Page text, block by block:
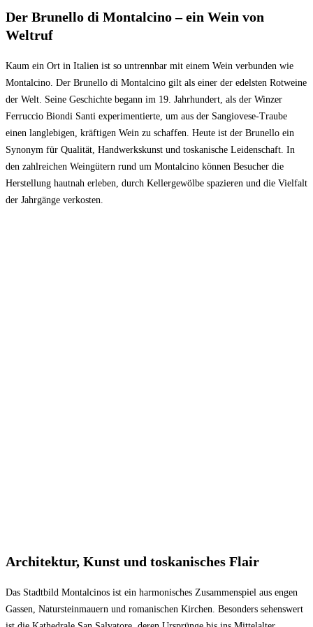
Der Brunello di Montalcino – ein Wein von
Weltruf
Kaum ein Ort in Italien ist so untrennbar mit einem Wein verbunden wie
Montalcino. Der Brunello di Montalcino gilt als einer der edelsten Rotweine
der Welt. Seine Geschichte begann im 19. Jahrhundert, als der Winzer
Ferruccio Biondi Santi experimentierte, um aus der Sangiovese-Traube
einen langlebigen, kräftigen Wein zu schaffen. Heute ist der Brunello ein
Synonym für Qualität, Handwerkskunst und toskanische Leidenschaft. In
den zahlreichen Weingütern rund um Montalcino können Besucher die
Herstellung hautnah erleben, durch Kellergewölbe spazieren und die Vielfalt
der Jahrgänge verkosten.
Architektur, Kunst und toskanisches Flair
Das Stadtbild Montalcinos ist ein harmonisches Zusammenspiel aus engen
Gassen, Natursteinmauern und romanischen Kirchen. Besonders sehenswert